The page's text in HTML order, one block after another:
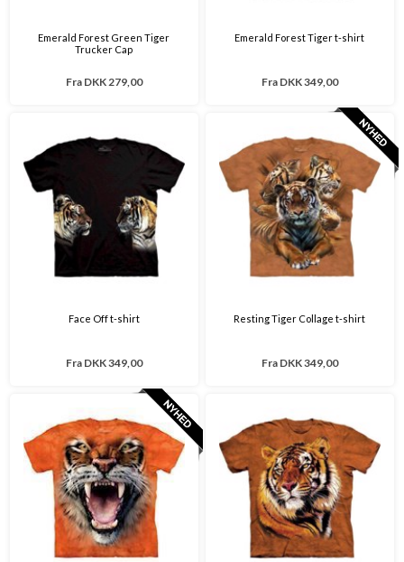
Emerald Forest Green Tiger
Trucker Cap
Fra DKK 279,00
Emerald Forest Tiger t-shirt
Fra DKK 349,00
Face Off t-shirt
Fra DKK 349,00
Resting Tiger Collage t-shirt
Fra DKK 349,00